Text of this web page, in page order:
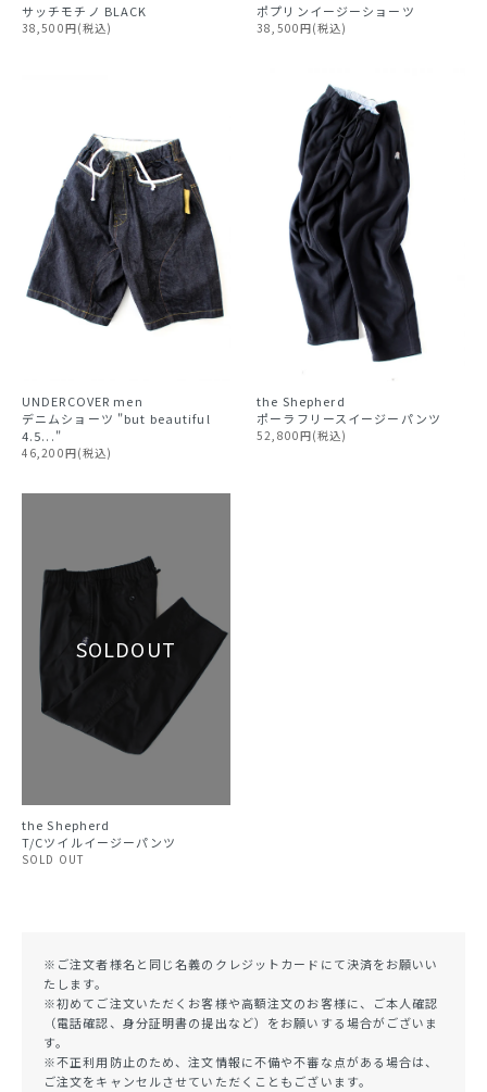
サッチモチノ BLACK
38,500円(税込)
ポプリンイージーショーツ
38,500円(税込)
UNDERCOVER men
デニムショーツ "but beautiful
4.5..."
46,200円(税込)
the Shepherd
ポーラフリースイージーパンツ
52,800円(税込)
the Shepherd
T/Cツイルイージーパンツ
SOLD OUT
※ご注文者様名と同じ名義のクレジットカードにて決済をお願いい
たします。
※初めてご注文いただくお客様や高額注文のお客様に、ご本人確認
（電話確認、身分証明書の提出など）をお願いする場合がございま
す。
※不正利用防止のため、注文情報に不備や不審な点がある場合は、
ご注文をキャンセルさせていただくこともございます。